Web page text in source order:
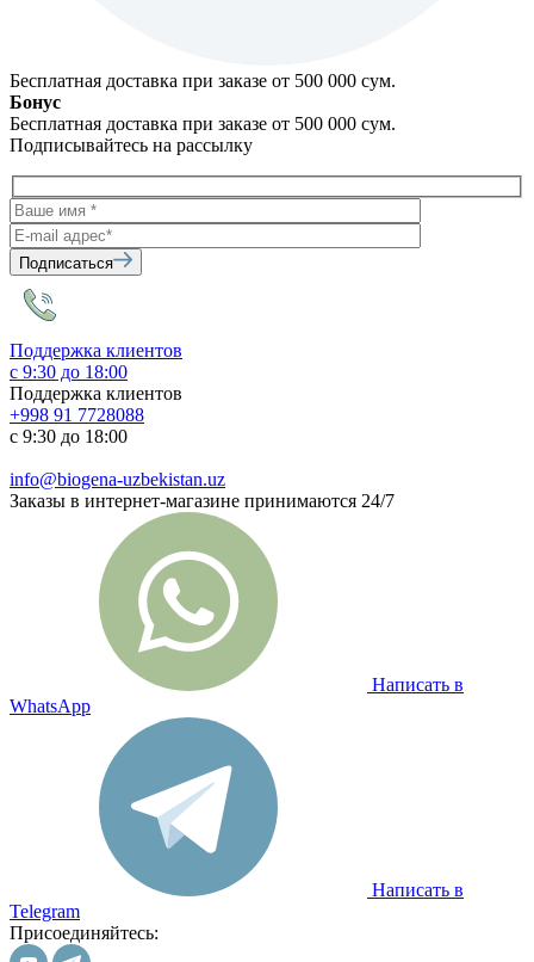
Бесплатная доставка при заказе от 500 000 cум.
Бонус
Бесплатная доставка при заказе от 500 000 cум.
Подписывайтесь на рассылку
Подписаться
Поддержка клиентов
с 9:30 до 18:00
Поддержка клиентов
+998 91 7728088
с 9:30 до 18:00
info@biogena-uzbekistan.uz
Заказы в интернет-магазине принимаются 24/7
Написать в
WhatsApp
Написать в
Telegram
Присоединяйтесь: